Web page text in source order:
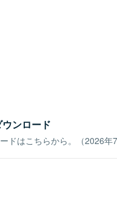
ンロード
ドはこちらから。（2026年7